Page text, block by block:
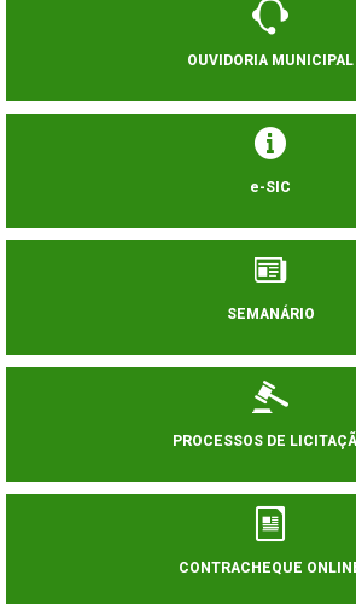
OUVIDORIA MUNICIPAL
e-SIC
SEMANÁRIO
PROCESSOS DE
CONTRACHEQUE